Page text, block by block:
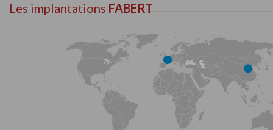
Les implantations FABERT